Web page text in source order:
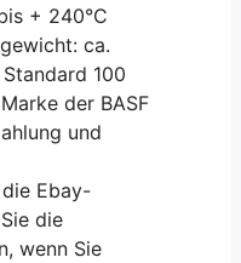
+ 240°C
ca.
100
der BASF
und
Ebay-
die
wenn Sie